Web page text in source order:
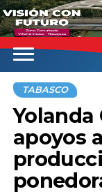
TABASCO
Yolanda
apoyos